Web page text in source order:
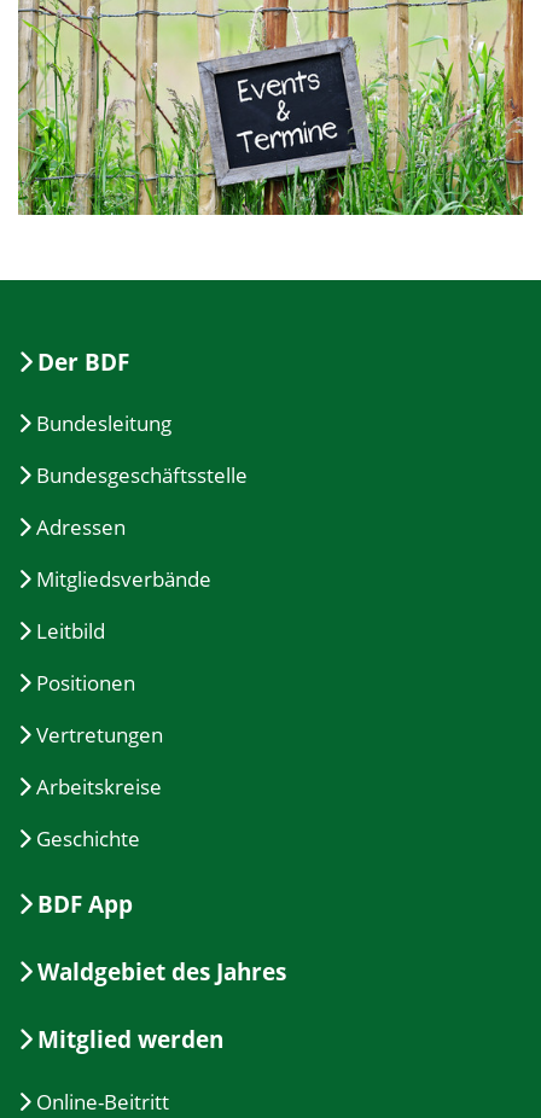
Der BDF
Bundesleitung
Bundesgeschäftsstelle
Adressen
Mitgliedsverbände
Leitbild
Positionen
Vertretungen
Arbeitskreise
Geschichte
BDF App
Waldgebiet des Jahres
Mitglied werden
Online-Beitritt